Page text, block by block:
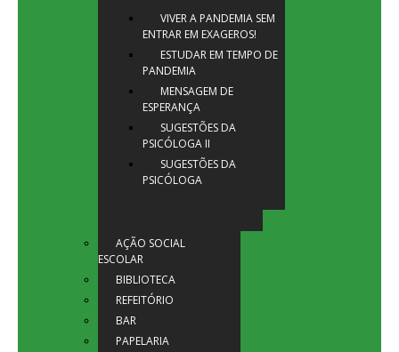
VIVER A PANDEMIA SEM
ENTRAR EM EXAGEROS!
ESTUDAR EM TEMPO DE
PANDEMIA
MENSAGEM DE
ESPERANÇA
SUGESTÕES DA
PSICÓLOGA II
SUGESTÕES DA
PSICÓLOGA
AÇÃO SOCIAL
ESCOLAR
BIBLIOTECA
REFEITÓRIO
BAR
PAPELARIA